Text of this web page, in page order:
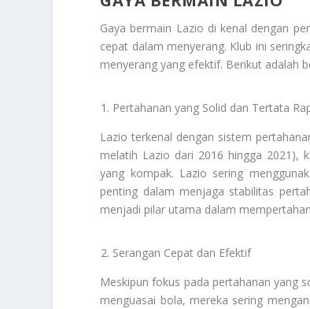
Gaya bermain Lazio di kenal dengan
cepat dalam menyerang. Klub ini
menyerang yang efektif. Berikut adalah
Pertahanan yang Solid dan Tertata
Lazio terkenal dengan sistem
melatih Lazio dari 2016 hingga 2021),
yang kompak. Lazio sering
penting dalam menjaga stabilitas
menjadi pilar utama dalam
Serangan Cepat dan Efektif
Meskipun fokus pada pertahanan yang
menguasai bola, mereka sering